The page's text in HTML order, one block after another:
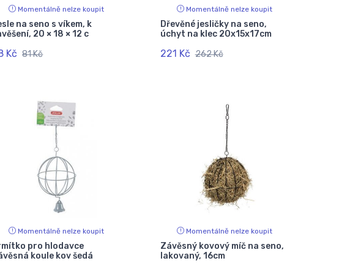
Momentálně nelze koupit
na seno s víkem, k
20 × 18 × 12 c
Kč 81 Kč
Momentálně nelze koupit
Dřevěné jesličky na seno,
úchyt na klec 20x15x17cm
221 Kč 262 Kč
Momentálně nelze koupit
pro hlodavce
koule kov šedá
Momentálně nelze koupit
Závěsný kovový míč na seno,
lakovaný, 16cm